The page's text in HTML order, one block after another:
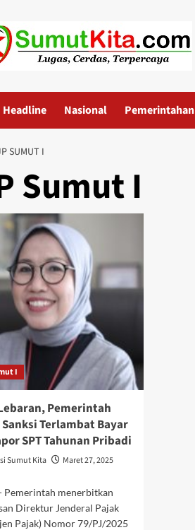
Headline Nasional Pemerintahan
SUMUT I
Sumut I
I
Pemerintah
Sanksi Terlambat Bayar
SPT Tahunan Pribadi
Sumut Kita
Maret 27, 2025
Pemerintah menerbitkan
Direktur Jenderal Pajak
Pajak) Nomor 79/PJ/2025